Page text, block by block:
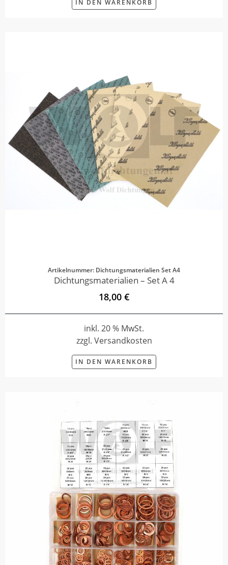
IN DEN WARENKORB
Artikelnummer: Dichtungsmaterialien Set A4
Dichtungsmaterialien – Set A 4
18,00 €
inkl. 20 % MwSt.
zzgl. Versandkosten
IN DEN WARENKORB